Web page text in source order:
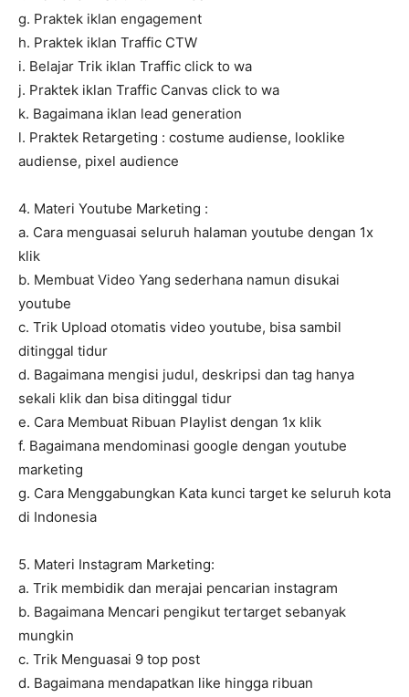
g. Praktek iklan engagement
h. Praktek iklan Traffic CTW
i. Belajar Trik iklan Traffic click to wa
j. Praktek iklan Traffic Canvas click to wa
k. Bagaimana iklan lead generation
l. Praktek Retargeting : costume audiense, looklike
audiense, pixel audience
4. Materi Youtube Marketing :
a. Cara menguasai seluruh halaman youtube dengan 1x
klik
b. Membuat Video Yang sederhana namun disukai
youtube
c. Trik Upload otomatis video youtube, bisa sambil
ditinggal tidur
d. Bagaimana mengisi judul, deskripsi dan tag hanya
sekali klik dan bisa ditinggal tidur
e. Cara Membuat Ribuan Playlist dengan 1x klik
f. Bagaimana mendominasi google dengan youtube
marketing
g. Cara Menggabungkan Kata kunci target ke seluruh kota
di Indonesia
5. Materi Instagram Marketing:
a. Trik membidik dan merajai pencarian instagram
b. Bagaimana Mencari pengikut tertarget sebanyak
mungkin
c. Trik Menguasai 9 top post
d. Bagaimana mendapatkan like hingga ribuan